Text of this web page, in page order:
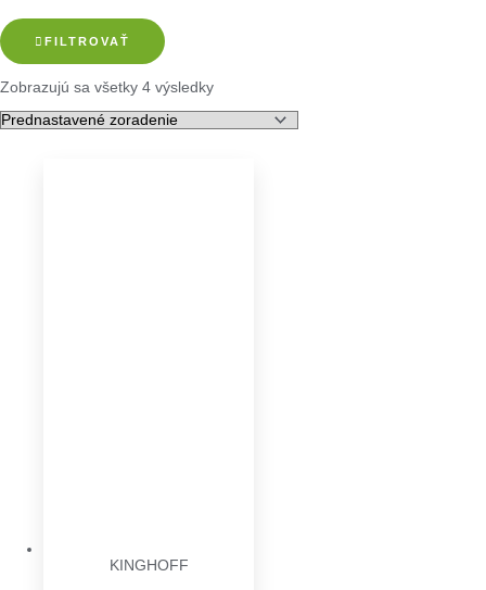
FILTROVAŤ
Zobrazujú sa všetky 4 výsledky
KINGHOFF